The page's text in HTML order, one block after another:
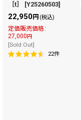
［t］
[Y25260503]
22,950円 (税込)
定価販売価格:
27,000 円
[Sold Out]
22件